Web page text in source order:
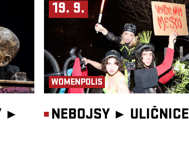
►
19. 9.
WOMENPOLIS
NEBOJSY ► ULIČNICE